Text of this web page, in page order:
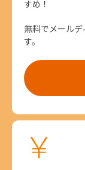
すめ！
無料でメール
す。